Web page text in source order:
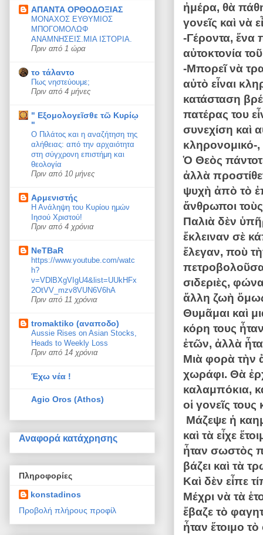
ἠμέρα, θὰ
γονεῖς καὶ νὰ
-Γέροντα, ἕνα
αὐτοκτονία
-Μπορεῖ νὰ
αὐτὸ εἶναι
κατάσταση
πατέρας του
συνεχίση καὶ
Ὁ Θεὸς
ἀλλὰ
ψυχὴ ἀπὸ τὸ
ἄνθρωποι
Παλιὰ δὲν
ἔκλειναν σὲ
ἔλεγαν, ποὺ
σιδεριὲς,
ἄλλη ζωὴ
Θυμᾶμαι καὶ
κόρη τους
ἐτῶν, ἀλλὰ
Μιὰ φορὰ τὴν
χωράφι. Θὰ
καλαμπόκια,
οἱ γονεῖς τους
Μάζεψε ἡ
καὶ τὰ εἶχε
ἦταν σωστὸς
βάζει καὶ τὰ
Καὶ δὲν εἶπε
Μέχρι νὰ τὰ
ἔβαζε τὸ
ἦταν ἕτοιμο
ΑΠΑΝΤΑ ΟΡΘΟΔΟΞΙΑΣ
ΜΟΝΑΧΟΣ ΕΥΘΥΜΙΟΣ
ΜΠΟΓΟΜΟΛΩΦ
ΑΝΑΜΝΗΣΕΙΣ.ΜΙΑ ΙΣΤΟΡΙΑ.
Πριν από 1 ώρα
το τάλαντο
Πως νηστεύουμε;
Πριν από 4 μήνες
" Εξομολογεῖσθε τῶ Κυρίῳ
"
Ο Πιλάτος και η αναζήτηση της
αλήθειας: από την αρχαιότητα
στη σύγχρονη επιστήμη και
θεολογία
Πριν από 10 μήνες
Αρμενιστής
Η Ανάληψη του Κυρίου ημών
Ιησού Χριστού!
Πριν από 4 χρόνια
NeTBaR
https://www.youtube.com/watc
h?
v=VDlBXgVIgU4&list=UUkHFx
2OtVV_mzv8VUN6V6hA
Πριν από 11 χρόνια
tromaktiko (αναποδο)
Aussie Rises on Asian Stocks,
Heads to Weekly Loss
Πριν από 14 χρόνια
Έχω νέα !
Agio Oros (Athos)
Αναφορά κατάχρησης
Πληροφορίες
konstadinos
Προβολή πλήρους προφίλ